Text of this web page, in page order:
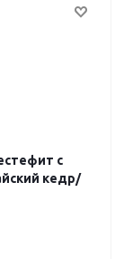
с
кедр/